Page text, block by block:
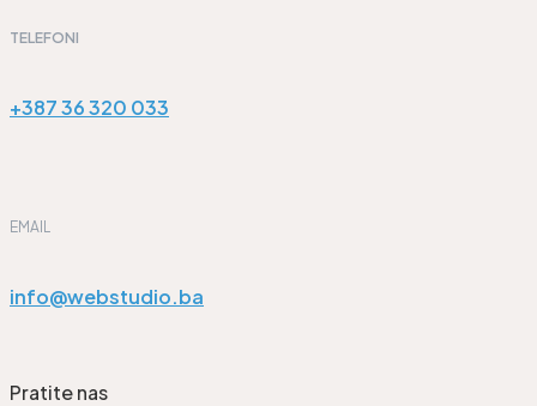
TELEFONI
+387 36 320 033
EMAIL
info@webstudio.ba
Pratite nas